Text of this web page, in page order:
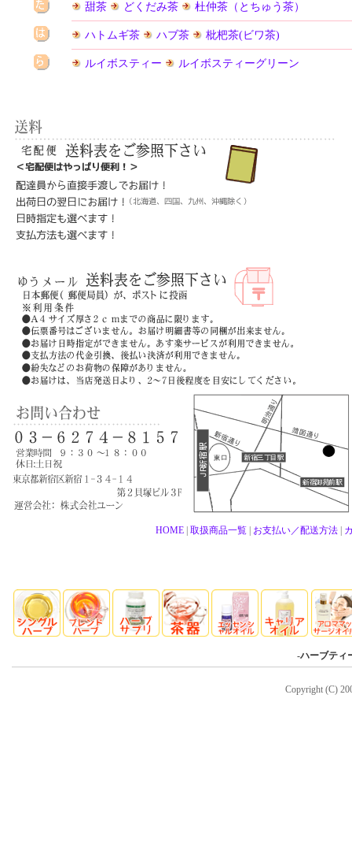
甜茶 どくだみ茶 杜仲茶（とちゅう茶）
ハトムギ茶 ハブ茶 枇杷茶(ビワ茶)
ルイボスティー ルイボスティーグリーン
HOME 取扱商品一覧 お支払い／配送方法
-ハーブティ
Copyright (C)